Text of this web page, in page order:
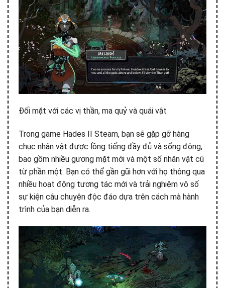
Đối mặt với các vị thần, ma quỷ và quái vật
Trong game Hades II Steam, bạn sẽ gặp gỡ hàng
chục nhân vật được lồng tiếng đầy đủ và sống động,
bao gồm nhiều gương mặt mới và một số nhân vật cũ
từ phần một. Bạn có thể gần gũi hơn với họ thông qua
nhiều hoạt động tương tác mới và trải nghiệm vô số
sự kiện câu chuyện độc đáo dựa trên cách mà hành
trình của bạn diễn ra.